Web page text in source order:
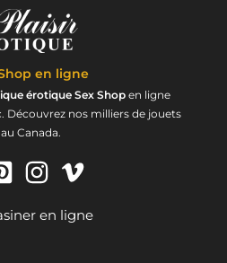
en ligne
érotique Sex Shop en ligne
Découvrez nos milliers de jouets
Canada.
en ligne